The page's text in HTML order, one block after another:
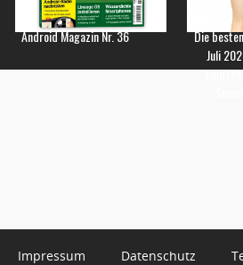
Android Magazin Nr. 36
Die
Juli
Impressum Datenschutz